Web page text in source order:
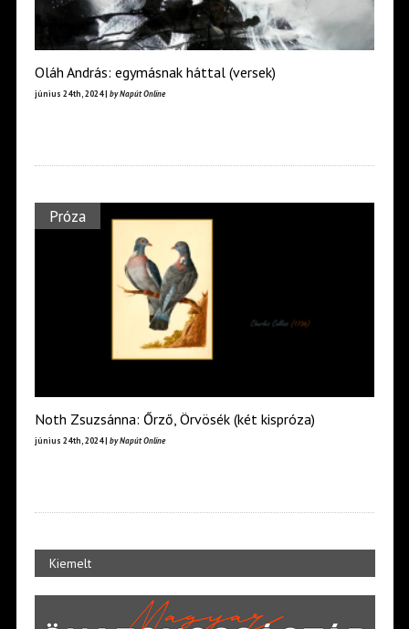
Oláh András: egymásnak háttal (versek)
június 24th, 2024 | by Napút Online
Próza
Noth Zsuzsánna: Őrző, Örvösék (két kispróza)
június 24th, 2024 | by Napút Online
Kiemelt